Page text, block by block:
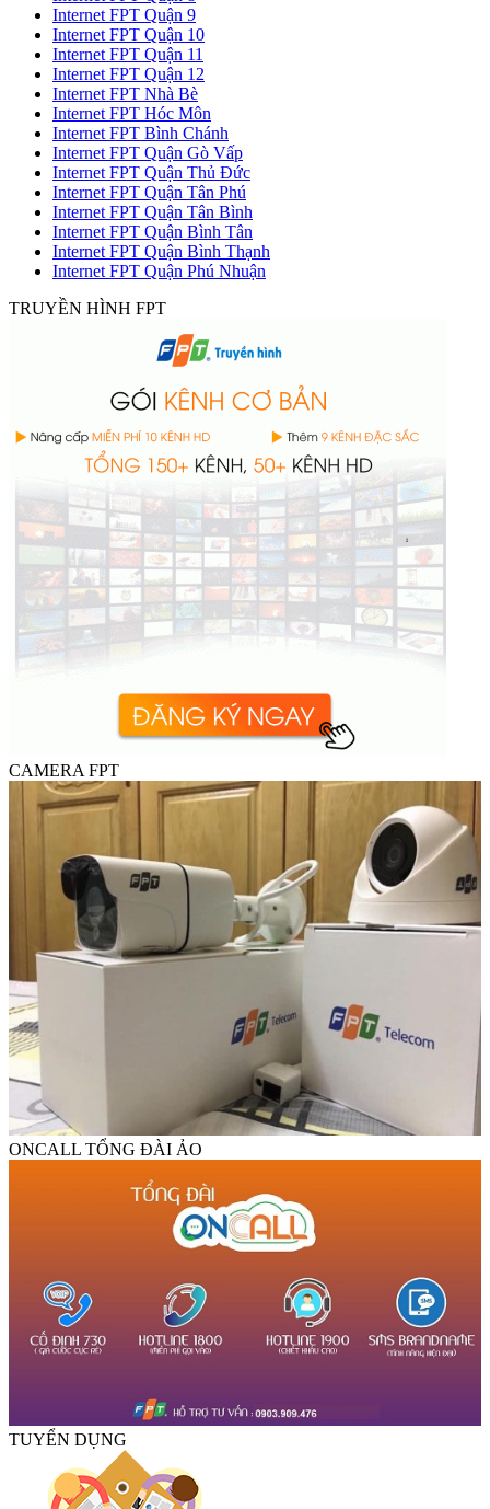
Internet FPT Quận 9
Internet FPT Quận 10
Internet FPT Quận 11
Internet FPT Quận 12
Internet FPT Nhà Bè
Internet FPT Hóc Môn
Internet FPT Bình Chánh
Internet FPT Quận Gò Vấp
Internet FPT Quận Thủ Đức
Internet FPT Quận Tân Phú
Internet FPT Quận Tân Bình
Internet FPT Quận Bình Tân
Internet FPT Quận Bình Thạnh
Internet FPT Quận Phú Nhuận
TRUYỀN HÌNH FPT
CAMERA FPT
ONCALL TỔNG ĐÀI ẢO
TUYỂN DỤNG